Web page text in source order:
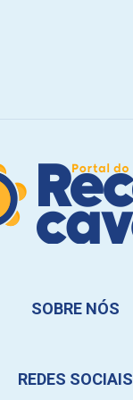
SOBRE NÓS
REDES SOCIAIS